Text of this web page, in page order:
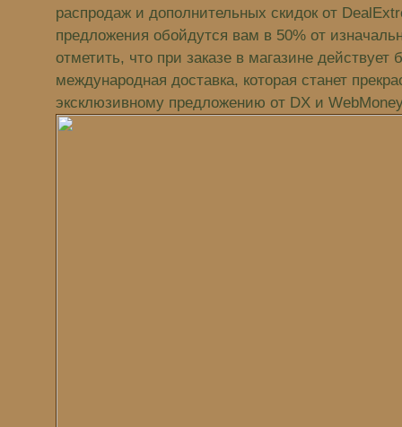
распродаж и дополнительных скидок от
предложения обойдутся вам в 50% от
отметить, что при заказе в магазине действует
международная доставка, которая станет
эксклюзивному предложению от DX и